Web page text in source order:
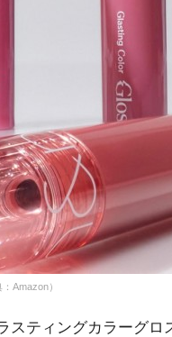
Amazon）
ティングカラーグロ